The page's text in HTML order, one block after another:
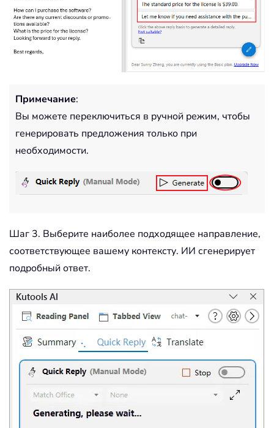
Примечание:
Вы можете переключиться в ручной режим, чтобы
генерировать предложения только при
необходимости.
Шаг 3. Выберите наиболее подходящее направление,
соответствующее вашему контексту. ИИ сгенерирует
подробный ответ.